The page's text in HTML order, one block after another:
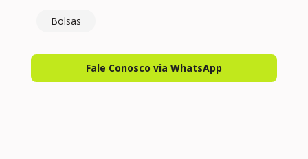
Bolsas
Fale Conosco via WhatsApp